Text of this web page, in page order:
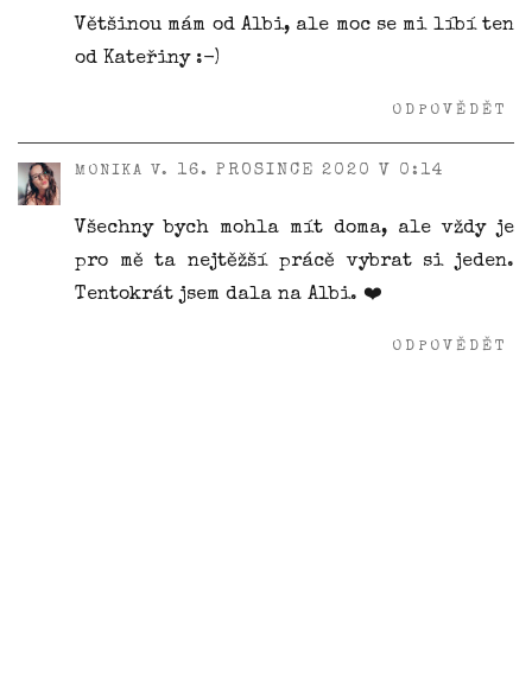
Většinou mám od Albi, ale moc se mi líbí ten
od Kateřiny :-)
ODPOVĚDĚT
MONIKA V. 16. PROSINCE 2020 V 0:14
Všechny bych mohla mít doma, ale vždy je
pro mě ta nejtěžší prácě vybrat si jeden.
Tentokrát jsem dala na Albi. ❤️
ODPOVĚDĚT